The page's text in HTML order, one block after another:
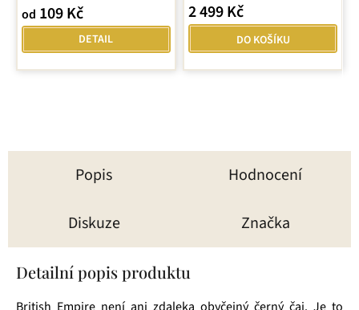
4,8
5
hvězdiček.
od 109 Kč
DETAIL
2 499 Kč
DO KOŠÍKU
Popis Hodnocení
Diskuze Značka
Detailní popis produktu